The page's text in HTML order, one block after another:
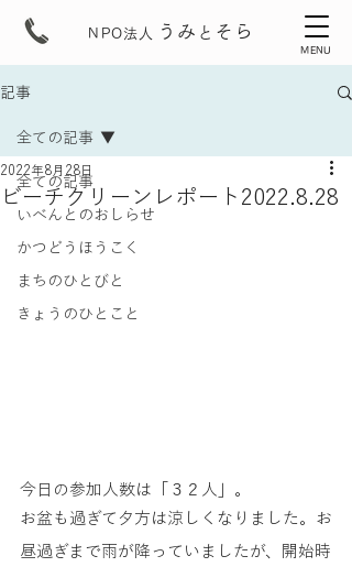
うみ と そら
NPO法人
MENU
記事
全ての記事
いべんとのおしらせ
かつどうほうこく
まちのひとびと
きょうのひとこと
全ての記事
ビーチクリーンレポート2022.8.28
2022年8月28日
今日の参加人数は「３２人」。
お盆も過ぎて夕方は涼しくなりました。お
昼過ぎまで雨が降っていましたが、開始時